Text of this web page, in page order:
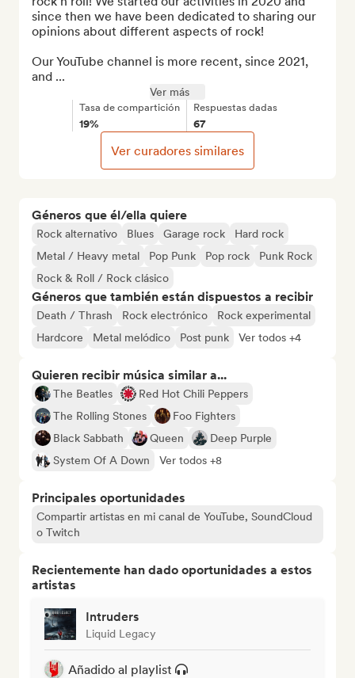
Géneros que él/ella quiere
Rock alternativo Blues Garage rock
Hard rock
Metal / Heavy metal
Pop Punk Pop rock
Punk Rock
Rock & Roll / Rock clásico
Géneros que también están dispuestos a recibir
Death / Thrash Rock electrónico
Rock experimental
Hardcore
Metal melódico Post punk Ver todos +4
Quieren recibir música similar a...
The Beatles
Red Hot Chili Peppers
The Rolling Stones
Foo Fighters
Black Sabbath
Queen
Deep Purple
System Of A Down
Ver todos +8
Principales oportunidades
Compartir artistas en mi canal de YouTube, SoundCloud
o Twitch
Recientemente han dado oportunidades a estos
artistas
Intruders
Liquid Legacy
Añadido al playlist
since then we have been dedicated to sharing our
opinions about different aspects of rock!
Our YouTube channel is more recent, since 2021,
and ...
Ver más
Tasa de compartición
19%
Respuestas dadas
67
Ver curadores similares